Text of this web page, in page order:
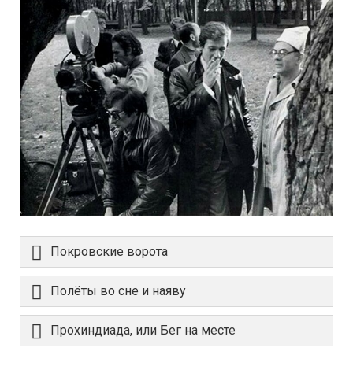
Покровские ворота
Полёты во сне и наяву
Прохиндиада, или Бег на месте